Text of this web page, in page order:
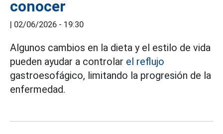
conocer
| 02/06/2026 - 19:30
Algunos cambios en la dieta y el estilo de vida
pueden ayudar a controlar el reflujo
gastroesofágico, limitando la progresión de la
enfermedad.